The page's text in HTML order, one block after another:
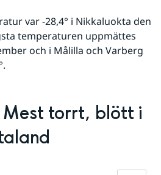
var -28,4° i Nikkaluokta den
temperaturen uppmättes
och i Målilla och Varberg
torrt, blött i